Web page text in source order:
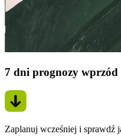
7 dni prognozy wprzód
Zaplanuj wcześniej i sprawdź